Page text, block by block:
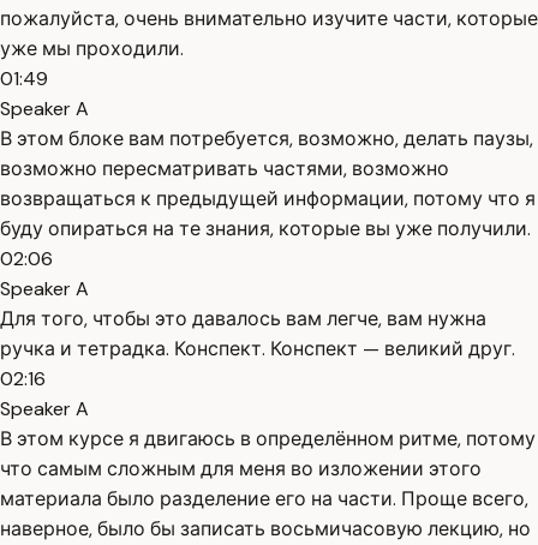
пожалуйста, очень внимательно изучите части, которые
уже мы проходили.
01:49
Speaker A
В этом блоке вам потребуется, возможно, делать паузы,
возможно пересматривать частями, возможно
возвращаться к предыдущей информации, потому что я
буду опираться на те знания, которые вы уже получили.
02:06
Speaker A
Для того, чтобы это давалось вам легче, вам нужна
ручка и тетрадка. Конспект. Конспект — великий друг.
02:16
Speaker A
В этом курсе я двигаюсь в определённом ритме, потому
что самым сложным для меня во изложении этого
материала было разделение его на части. Проще всего,
наверное, было бы записать восьмичасовую лекцию, но